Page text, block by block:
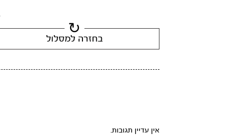
בחזרה למסלול
אין עדיין תגובות.